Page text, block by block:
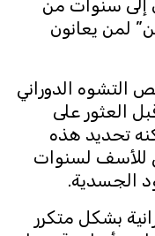
سنوات من
لمن يعانون
الدوراني
العثور على
تحديد هذه
لسنوات
الجسدية.
بشكل متكرر